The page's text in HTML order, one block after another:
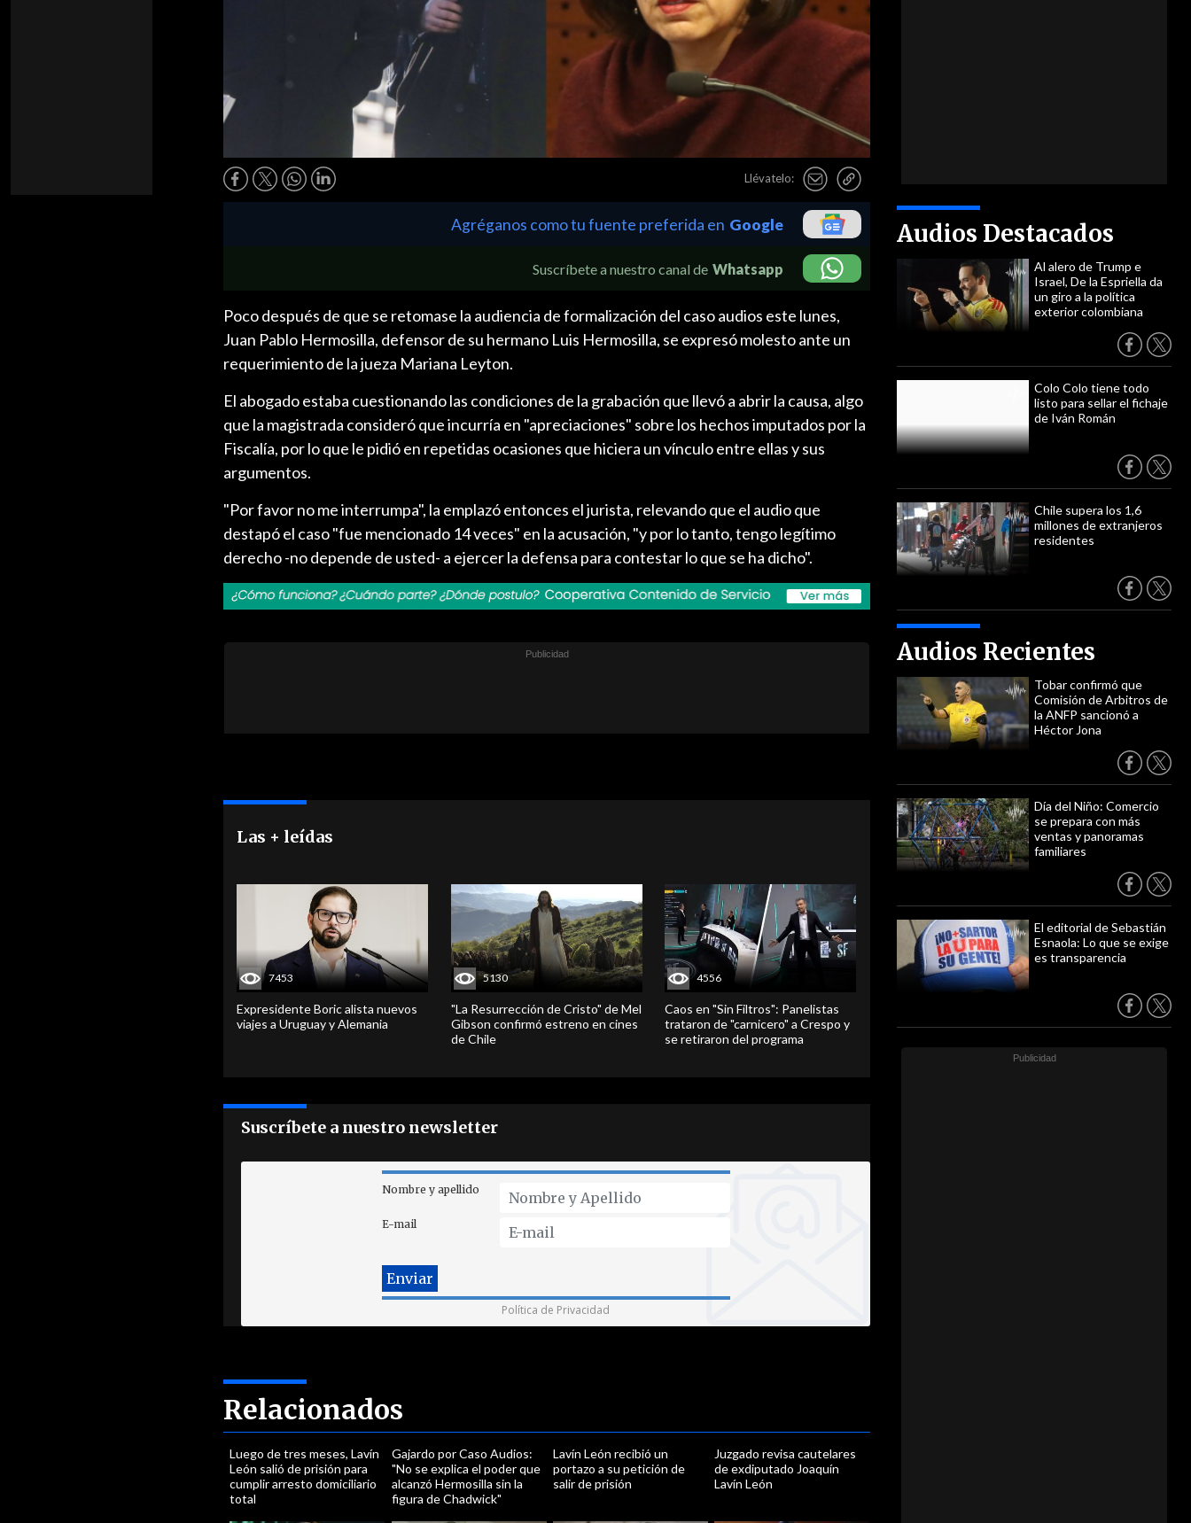
Llévatelo:
Audios Destacados
Al alero de Trump e
Israel, De la Espriella da
un giro a la política
exterior colombiana
Colo Colo tiene todo
listo para sellar el fichaje
de Iván Román
Chile supera los 1,6
millones de extranjeros
residentes
Audios Recientes
Tobar confirmó que
Comisión de Arbitros de
la ANFP sancionó a
Héctor Jona
Día del Niño: Comercio
se prepara con más
ventas y panoramas
familiares
El editorial de Sebastián
Esnaola: Lo que se exige
es transparencia
Agréganos como tu fuente preferida en Google
Suscríbete a nuestro canal de Whatsapp
Poco después de que se retomase la audiencia de formalización del caso audios este lunes,
Juan Pablo Hermosilla, defensor de su hermano Luis Hermosilla, se expresó molesto ante un
requerimiento de la jueza Mariana Leyton.
El abogado estaba cuestionando las condiciones de la grabación que llevó a abrir la causa, algo
que la magistrada consideró que incurría en "apreciaciones" sobre los hechos imputados por la
Fiscalía, por lo que le pidió en repetidas ocasiones que hiciera un vínculo entre ellas y sus
argumentos.
"Por favor no me interrumpa", la emplazó entonces el jurista, relevando que el audio que
destapó el caso "fue mencionado 14 veces" en la acusación, "y por lo tanto, tengo legítimo
derecho -no depende de usted- a ejercer la defensa para contestar lo que se ha dicho".
Las + leídas
7453
Expresidente Boric alista nuevos
viajes a Uruguay y Alemania
5130
"La Resurrección de Cristo" de Mel
Gibson confirmó estreno en cines
de Chile
4556
Caos en "Sin Filtros": Panelistas
trataron de "carnicero" a Crespo y
se retiraron del programa
Suscríbete a nuestro newsletter
Nombre y apellido
E-mail
Política de Privacidad
Relacionados
Luego de tres meses, Lavín
León salió de prisión para
cumplir arresto domiciliario
total
Gajardo por Caso Audios:
"No se explica el poder que
alcanzó Hermosilla sin la
figura de Chadwick"
Lavín León recibió un
portazo a su petición de
salir de prisión
Juzgado revisa cautelares
de exdiputado Joaquín
Lavín León